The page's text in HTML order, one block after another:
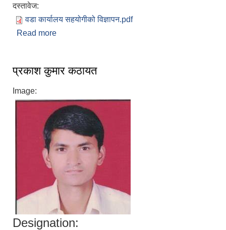
दस्तावेज:
वडा कार्यालय सहयोगीको विज्ञापन.pdf
Read more
प्रकाश कुमार कठायत
Image:
Designation: